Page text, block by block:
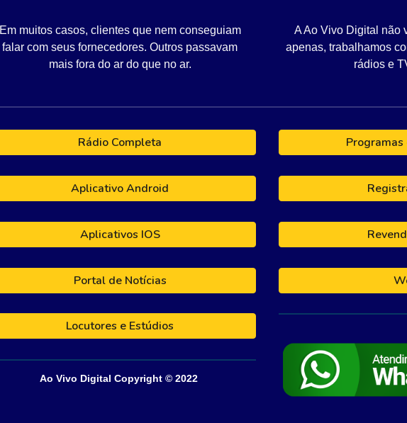
Em muitos casos, clientes que nem conseguiam
falar com seus fornecedores. Outros passavam
mais fora do ar do que no ar.
A Ao Vivo Digital não
apenas, trabalhamos
rádios e
Rádio Completa
Aplicativo Android
Aplicativos IOS
Portal de Notícias
Locutores e Estúdios
Ao Vivo Digital Copyright © 2022